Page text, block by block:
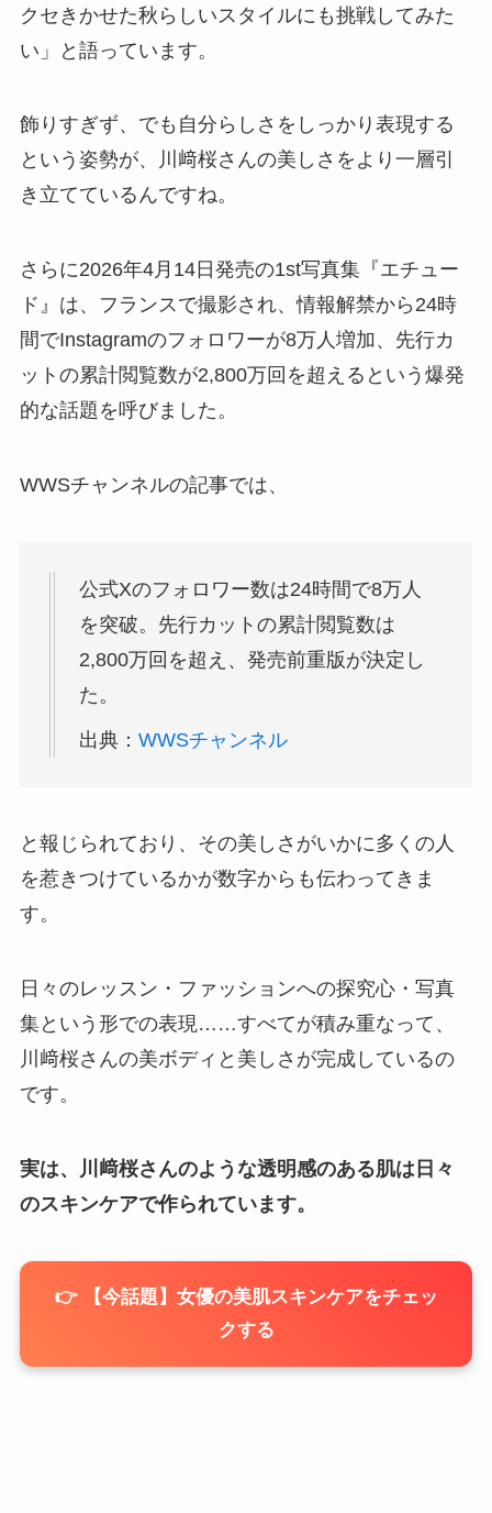
クセきかせた秋らしいスタイルにも挑戦してみた
い」と語っています。
飾りすぎず、でも自分らしさをしっかり表現する
という姿勢が、川﨑桜さんの美しさをより一層引
き立てているんですね。
さらに2026年4月14日発売の1st写真集『エチュー
ド』は、フランスで撮影され、情報解禁から24時
間でInstagramのフォロワーが8万人増加、先行カ
ットの累計閲覧数が2,800万回を超えるという爆発
的な話題を呼びました。
WWSチャンネルの記事では、
公式Xのフォロワー数は24時間で8万人
を突破。先行カットの累計閲覧数は
2,800万回を超え、発売前重版が決定し
た。
出典： WWSチャンネル
と報じられており、その美しさがいかに多くの人
を惹きつけているかが数字からも伝わってきま
す。
日々のレッスン・ファッションへの探究心・写真
集という形での表現……すべてが積み重なって、
川﨑桜さんの美ボディと美しさが完成しているの
です。
実は、川﨑桜さんのような透明感のある肌は日々
のスキンケアで作られています。
👉 【今話題】女優の美肌スキンケアをチェッ
クする